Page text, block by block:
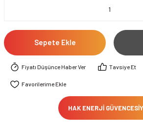
Sepete Ekle
Fiyatı Düşünce Haber Ver Tavsiye Et
HAK ENERJİ